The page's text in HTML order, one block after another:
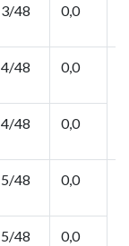
3/48 0,0
4/48 0,0
4/48 0,0
5/48 0,0
5/48 0,0